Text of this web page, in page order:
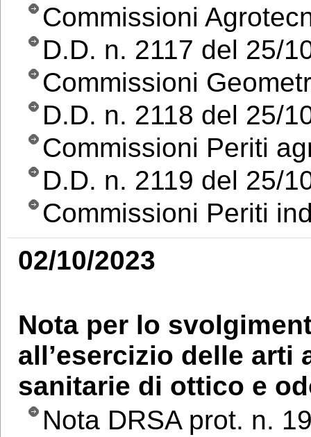
Commissioni
D.D. n. 2117 del 25/
Commissioni
D.D. n. 2118 del 25/
Commissioni Periti
D.D. n. 2119 del 25/
Commissioni Periti
02/10/2023
Nota per lo
all’esercizio delle
sanitarie di ottico e
Nota DRSA prot. n.